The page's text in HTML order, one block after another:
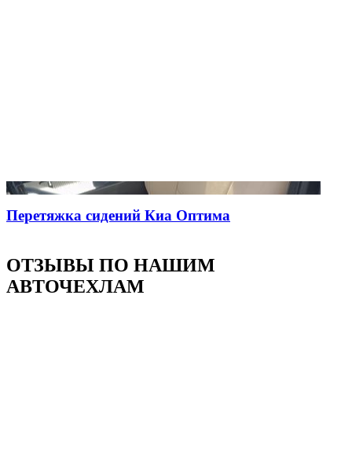
Перетяжка сидений Киа Оптима
ОТЗЫВЫ ПО НАШИМ
АВТОЧЕХЛАМ